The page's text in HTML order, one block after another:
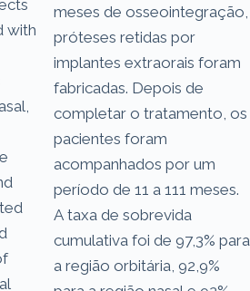
with
meses de osseointegração,
próteses retidas por
implantes extraorais foram
fabricadas. Depois de
completar o tratamento, os
pacientes foram
acompanhados por um
período de 11 a 111 meses.
A taxa de sobrevida
cumulativa foi de 97,3% para
a região orbitária, 92,9%